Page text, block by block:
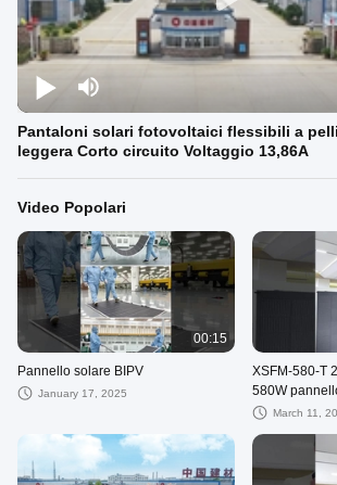
Pantaloni solari fotovoltaici flessibili a
leggera Corto circuito Voltaggio 13,86A
Video Popolari
00:15
Pannello solare BIPV
January 17, 2025
XSFM-580-T
580W
semi-March 11,